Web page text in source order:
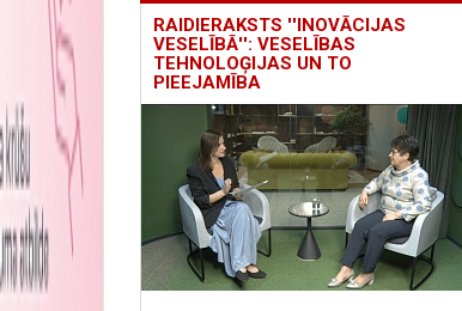
RAIDIERAKSTS ''INOVĀCIJAS
VESELĪBĀ'': VESELĪBAS
TEHNOLOĢIJAS UN TO
PIEEJAMĪBA